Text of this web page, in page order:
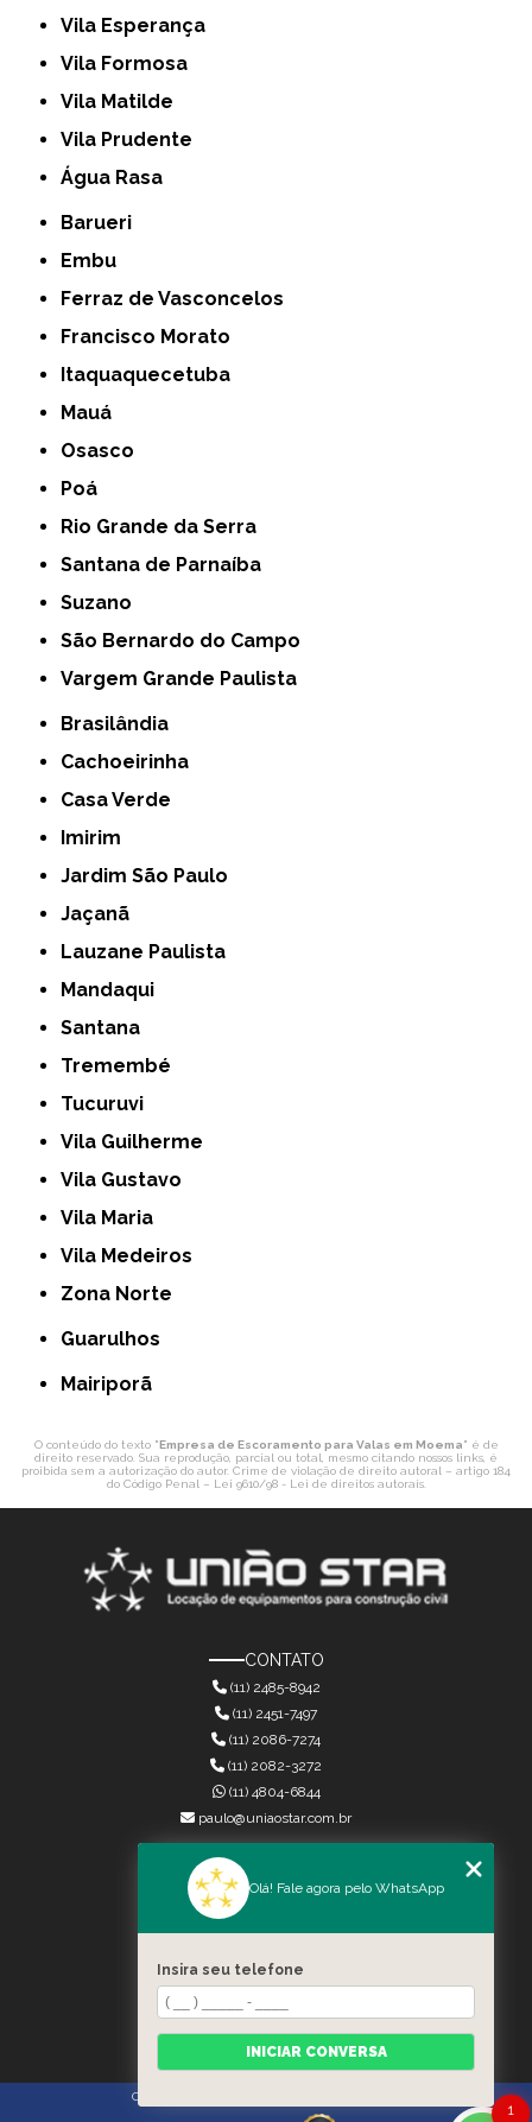
Vila Esperança
Vila Formosa
Vila Matilde
Vila Prudente
Água Rasa
Barueri
Embu
Ferraz de Vasconcelos
Francisco Morato
Itaquaquecetuba
Mauá
Osasco
Poá
Rio Grande da Serra
Santana de Parnaíba
Suzano
São Bernardo do Campo
Vargem Grande Paulista
Brasilândia
Cachoeirinha
Casa Verde
Imirim
Jardim São Paulo
Jaçanã
Lauzane Paulista
Mandaqui
Santana
Tremembé
Tucuruvi
Vila Guilherme
Vila Gustavo
Vila Maria
Vila Medeiros
Zona Norte
Guarulhos
Mairiporã
O conteúdo do texto "Empresa de Escoramento para Valas em Moema" é de
direito reservado. Sua reprodução, parcial ou total, mesmo citando nossos links, é
proibida sem a autorização do autor. Crime de violação de direito autoral – artigo 184
do Código Penal – Lei 9610/98 - Lei de direitos autorais.
CONTATO
(11) 2485-8942
(11) 2451-7497
(11) 2086-7274
(11) 4804-6844
(11) 2082-3272
paulo@uniaostar.com.br
MENU
QUEM SOMOS
SERVIÇOS
CONTATO
CATEGORIAS
MAPA DO SITE
Copyright © União Star. (Lei 9610 de 19/02/1998)
1
Olá! Fale agora pelo WhatsApp
Insira seu telefone
INICIAR CONVERSA